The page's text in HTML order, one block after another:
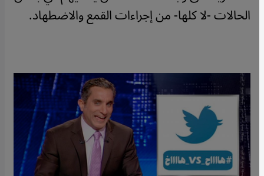
الحالات -لا كلها- من إجراءات القمع والاضطهاد.